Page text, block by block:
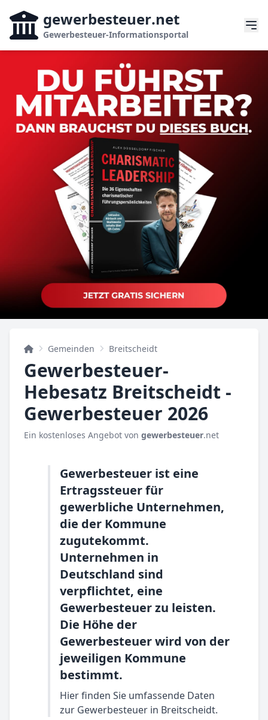
gewerbesteuer.net
Gewerbesteuer-Informationsportal
Gemeinden Breitscheidt
Gewerbesteuer-
Hebesatz Breitscheidt -
Gewerbesteuer 2026
Ein kostenloses Angebot von gewerbesteuer.net
Gewerbesteuer ist eine
Ertragssteuer für
gewerbliche Unternehmen,
die der Kommune
zugutekommt.
Unternehmen in
Deutschland sind
verpflichtet, eine
Gewerbesteuer zu leisten.
Die Höhe der
Gewerbesteuer wird von der
jeweiligen Kommune
bestimmt.
Hier finden Sie umfassende Daten
zur Gewerbesteuer in Breitscheidt.